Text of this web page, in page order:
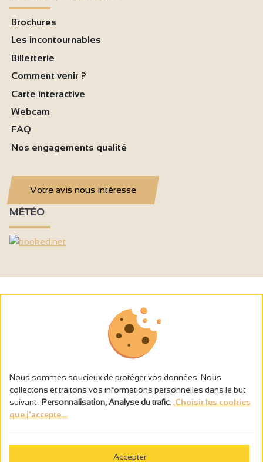
Brochures
Les incontournables
Billetterie
Comment venir ?
Carte interactive
Webcam
FAQ
Nos engagements qualité
Votre avis nous intéresse
MÉTÉO
L’abus d’alcool est dangereux pour la santé, à consommer avec
Nous sommes soucieux de protéger vos données. Nous
collectons et traitons vos informations personnelles dans le but
suivant : Personnalisation, Analyse du trafic Choisir les cookies
que j'accepte...
Accepter